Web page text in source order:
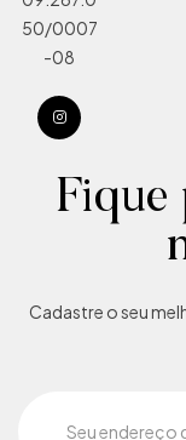
50/0007
-08
Fique
Cadastre o seu